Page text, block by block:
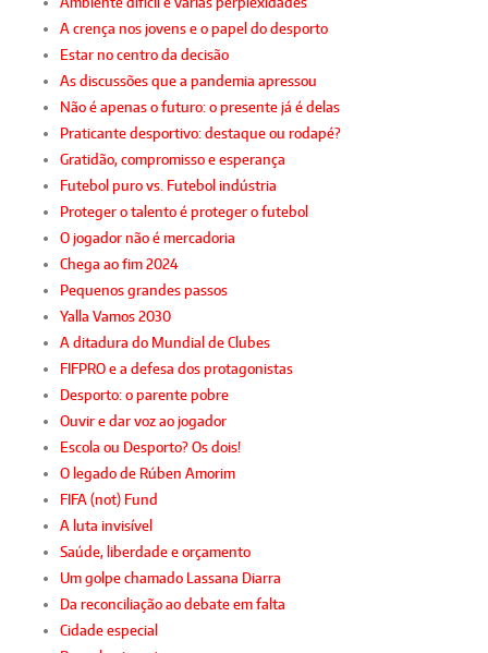
A crença nos jovens e o papel do desporto
Estar no centro da decisão
As discussões que a pandemia apressou
Não é apenas o futuro: o presente já é delas
Praticante desportivo: destaque ou rodapé?
Gratidão, compromisso e esperança
Futebol puro vs. Futebol indústria
Proteger o talento é proteger o futebol
O jogador não é mercadoria
Chega ao fim 2024
Pequenos grandes passos
Yalla Vamos 2030
A ditadura do Mundial de Clubes
FIFPRO e a defesa dos protagonistas
Desporto: o parente pobre
Ouvir e dar voz ao jogador
Escola ou Desporto? Os dois!
O legado de Rúben Amorim
FIFA (not) Fund
A luta invisível
Saúde, liberdade e orçamento
Um golpe chamado Lassana Diarra
Da reconciliação ao debate em falta
Cidade especial